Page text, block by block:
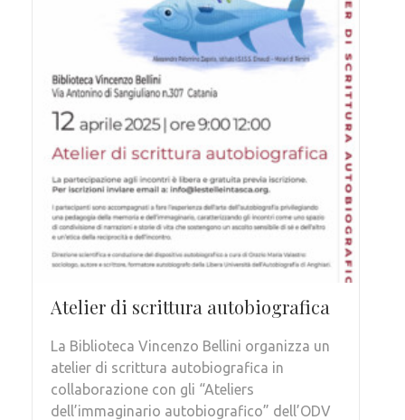
Atelier di scrittura autobiografica
La Biblioteca Vincenzo Bellini organizza un
atelier di scrittura autobiografica in
collaborazione con gli “Ateliers
dell’immaginario autobiografico” dell’ODV